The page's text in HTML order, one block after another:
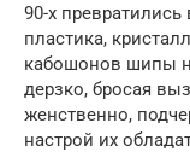
90-х
пластика,
кабошонов шипы
дерзко, бросая
женственно,
настрой их